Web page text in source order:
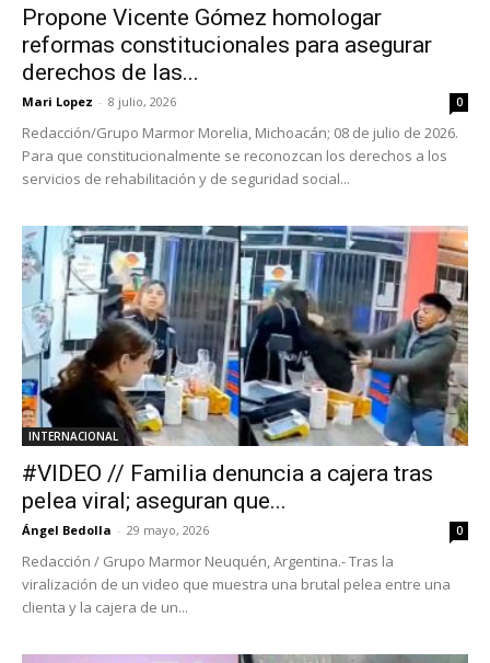
Propone Vicente Gómez homologar
reformas constitucionales para asegurar
derechos de las...
Mari Lopez - 8 julio, 2026 0
Redacción/Grupo Marmor Morelia, Michoacán; 08 de julio de 2026.
Para que constitucionalmente se reconozcan los derechos a los
servicios de rehabilitación y de seguridad social...
INTERNACIONAL
#VIDEO // Familia denuncia a cajera tras
pelea viral; aseguran que...
Ángel Bedolla - 29 mayo, 2026 0
Redacción / Grupo Marmor Neuquén, Argentina.- Tras la
viralización de un video que muestra una brutal pelea entre una
clienta y la cajera de un...